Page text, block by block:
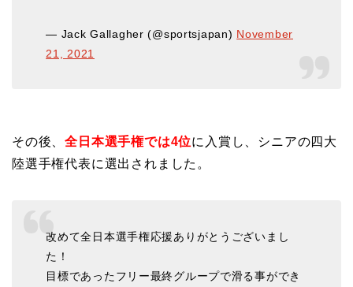
— Jack Gallagher (@sportsjapan) November
21, 2021
その後、全日本選手権では4位に入賞し、シニアの四大
陸選手権代表に選出されました。
改めて全日本選手権応援ありがとうございまし
た！
目標であったフリー最終グループで滑る事ができ